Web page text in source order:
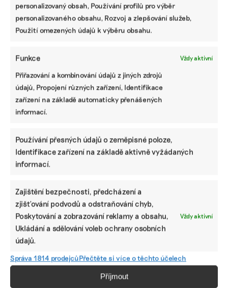
personalizovaný obsah, Používání profilů pro výběr
personalizovaného obsahu, Rozvoj a zlepšování služeb,
Použití omezených údajů k výběru obsahu.
Funkce Vždy aktivní
Přiřazování a kombinování údajů z jiných zdrojů
údajů, Propojení různých zařízení, Identifikace
zařízení na základě automaticky přenášených
informací.
Používání přesných údajů o zeměpisné poloze,
Identifikace zařízení na základě aktivně vyžádaných
informací.
Zajištění bezpečnosti, předcházení a
zjišťování podvodů a odstraňování chyb,
Poskytování a zobrazování reklamy a obsahu,
Ukládání a sdělování voleb ochrany osobních
údajů.
Vždy aktivní
Správa 1814 prodejcůPřečtěte si více o těchto účelech
Příjmout
Speed dating ji nezaujal, a tak si založila
vlastní lesní seznamku. Využívá principů
Lesní mysli
větším měřítku rozběhla v osmdesátých letech
v Japonsku. Podobné akce jsou běžné i v Česku, přitom
jednou z těch originálnějších je Lesní seznamka.
Irena Buřívalová | 18. října 2025 | Životní styl lesní seznamka
terapie
Srbská lithiová horečka. V závodu o
kritické suroviny EU obětuje vlastní
demokratické hodnoty